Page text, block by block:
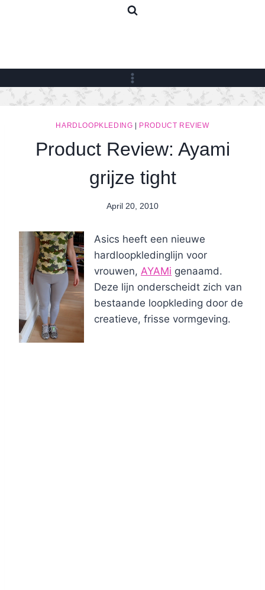
HARDLOOPKLEDING PRODUCT REVIEW
Product Review: Ayami
grijze tight
By
April 20, 2010
Asics heeft een nieuwe
hardloopkledinglijn voor
vrouwen, AYAMi genaamd.
Deze lijn onderscheidt zich van
bestaande loopkleding door de
creatieve, frisse vormgeving.